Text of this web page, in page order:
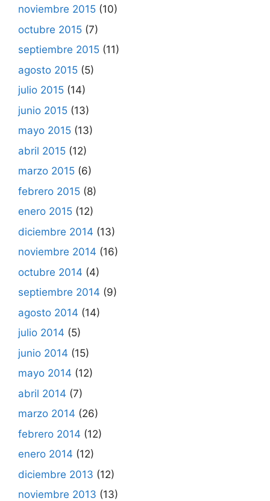
noviembre 2015 (10)
octubre 2015 (7)
septiembre 2015 (11)
agosto 2015 (5)
julio 2015 (14)
junio 2015 (13)
mayo 2015 (13)
abril 2015 (12)
marzo 2015 (6)
febrero 2015 (8)
enero 2015 (12)
diciembre 2014 (13)
noviembre 2014 (16)
octubre 2014 (4)
septiembre 2014 (9)
agosto 2014 (14)
julio 2014 (5)
junio 2014 (15)
mayo 2014 (12)
abril 2014 (7)
marzo 2014 (26)
febrero 2014 (12)
enero 2014 (12)
diciembre 2013 (12)
noviembre 2013 (13)